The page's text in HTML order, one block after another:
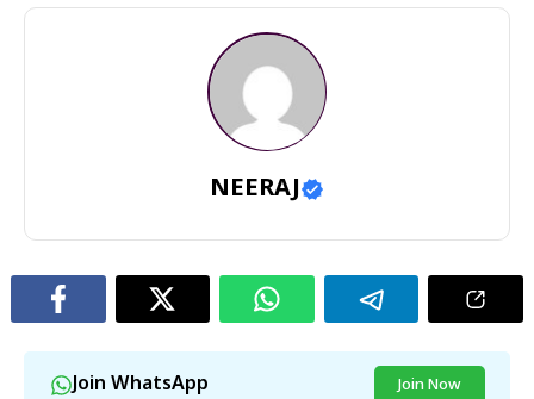
NEERAJ
Join WhatsApp Join Now